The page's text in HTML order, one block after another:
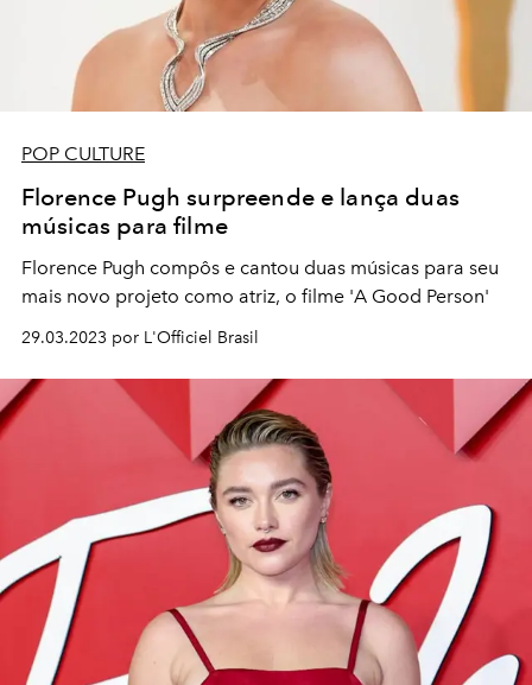
POP CULTURE
Florence Pugh surpreende e lança duas
músicas para filme
Florence Pugh compôs e cantou duas músicas para seu
mais novo projeto como atriz, o filme 'A Good Person'
29.03.2023 por L'Officiel Brasil